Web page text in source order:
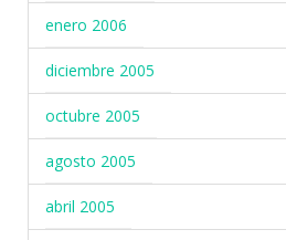
enero 2006
diciembre 2005
octubre 2005
agosto 2005
abril 2005